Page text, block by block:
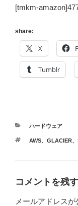
[tmkm-
share:
X
Tumblr
カ
ゴ
ハードウェア
タ
AWS、 GLACIER、
コメントを残す
メールアドレスが